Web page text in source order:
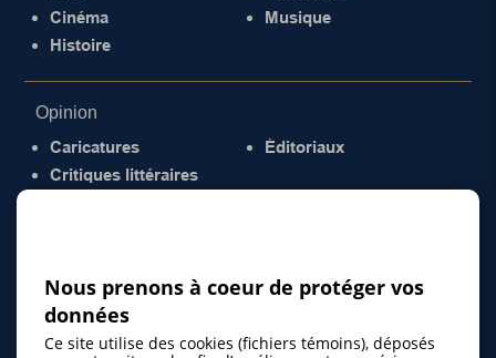
Cinéma
Histoire
Musique
Opinion
Caricatures
Critiques littéraires
Éditoriaux
Nous prenons à coeur de protéger vos
données
Ce site utilise des cookies (fichiers témoins), déposés